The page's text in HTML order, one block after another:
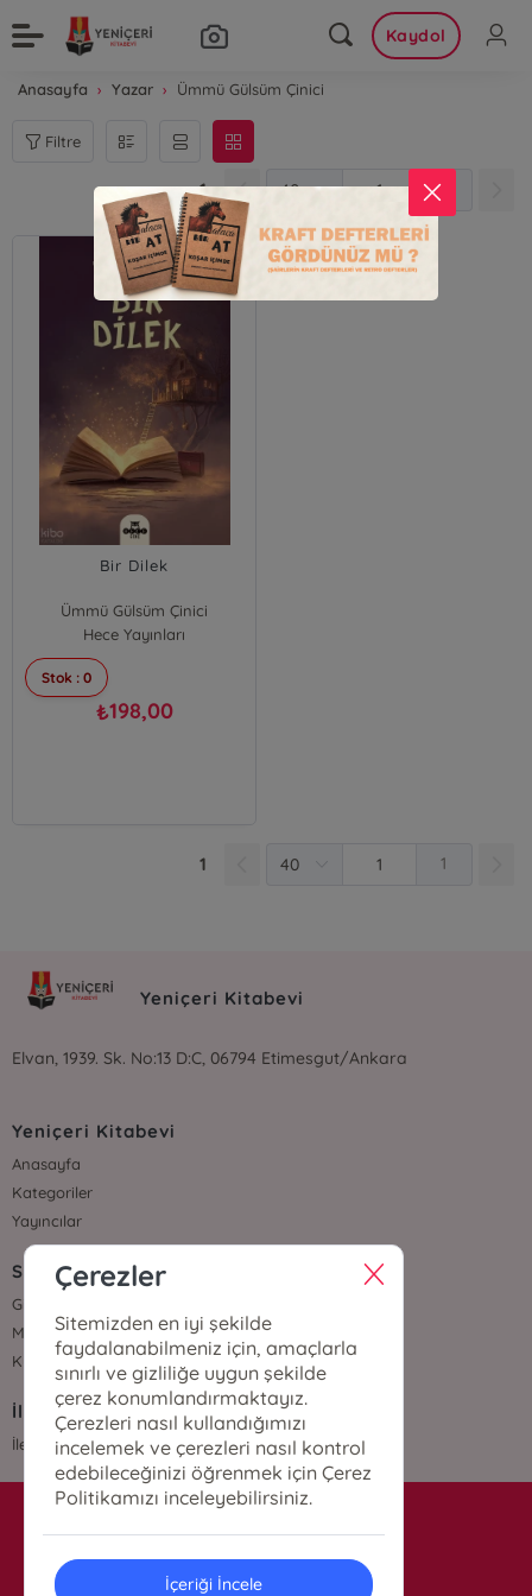
Kaydol
Anasayfa Yazar Ümmü Gülsüm Çinici
Filtre
1
Bir Dilek
Ümmü Gülsüm Çinici
Hece Yayınları
Stok : 0
₺198,00
1 1
Yeniçeri Kitabevi
Elvan, 1939. Sk. No:13 D:C, 06794 Etimesgut/Ankara
Yeniçeri Kitabevi
Anasayfa
Kategoriler
Yayıncılar
Sözleşmeler
Gizlilik Sözleşmesi
Mesafeli Satış Sözleşmesi
Kullanıcı Sözleşmesi
İletişim
İletişim
info@yenicerikitabevi.com
Çerezler
Sitemizden en iyi şekilde
faydalanabilmeniz için, amaçlarla
sınırlı ve gizliliğe uygun şekilde
çerez konumlandırmaktayız.
Çerezleri nasıl kullandığımızı
incelemek ve çerezleri nasıl kontrol
edebileceğinizi öğrenmek için Çerez
Politikamızı inceleyebilirsiniz.
İçeriği İncele